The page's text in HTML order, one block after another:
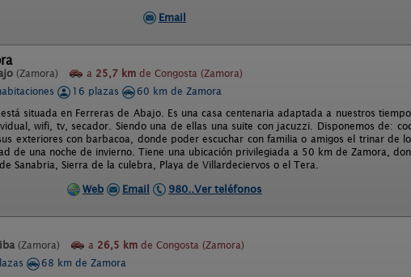
Email
(Zamora) a 25,7 km de Congosta (Zamora)
16 plazas
60 km de Zamora
situada en Ferreras de Abajo. Es una casa centenaria adaptada a nuestros
wifi, tv, secador. Siendo una de ellas una suite con jacuzzi. Disponemos de:
exteriores con barbacoa, donde poder escuchar con familia o amigos el trinar de
de una noche de invierno. Tiene una ubicación privilegiada a 50 km de Zamora,
Sanabria, Sierra de la culebra, Playa de Villardeciervos o el Tera.
Web
Email 980..Ver teléfonos
(Zamora) a 26,5 km de Congosta (Zamora)
68 km de Zamora